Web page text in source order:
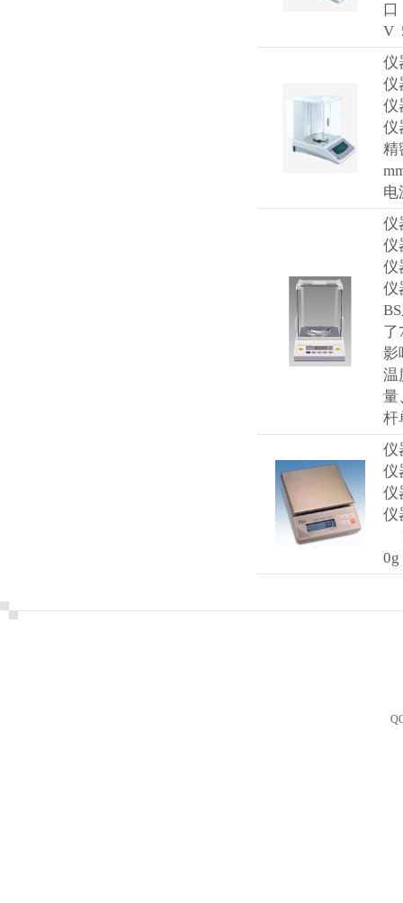
口
V
仪
仪
仪
仪
精
电
仪
仪
仪
仪
了
影
温
量
杆
仪
仪
仪
仪
0g